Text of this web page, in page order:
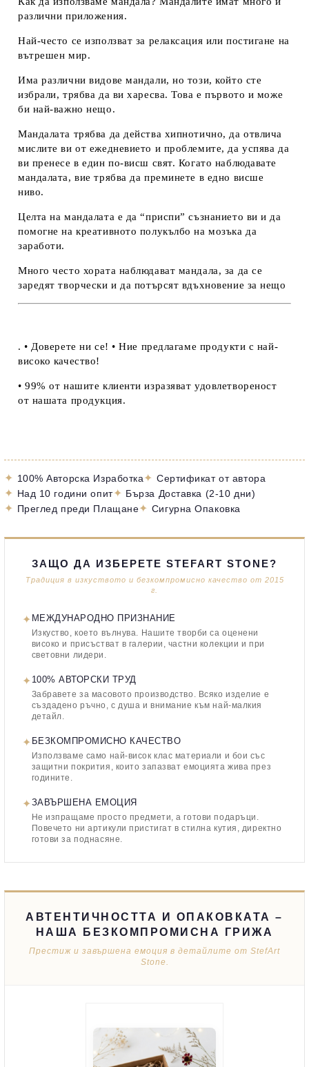
различни приложения.
Най-често се използват за релаксация или постигане на
вътрешен мир.
Има различни видове мандали, но този, който сте
избрали, трябва да ви харесва. Това е първото и може
би най-важно нещо.
Мандалата трябва да действа хипнотично, да отвлича
мислите ви от ежедневието и проблемите, да успява да
ви пренесе в един по-висш свят. Когато наблюдавате
мандалата, вие трябва да преминете в едно висше
ниво.
Целта на мандалата е да “приспи” съзнанието ви и да
помогне на креативното полукълбо на мозъка да
заработи.
Много често хората наблюдават мандала, за да се
заредят творчески и да потърсят вдъхновение за нещо
. • Доверете ни се! • Ние предлагаме продукти с най-
високо качество!
• 99% от нашите клиенти изразяват удовлетвореност
от нашата продукция.
✦ 100% Авторска Изработка✦ Сертификат от автора
✦ Над 10 години опит✦ Бърза Доставка (2-10 дни)
✦ Преглед преди Плащане✦ Сигурна Опаковка
ЗАЩО ДА ИЗБЕРЕТЕ STEFART STONE?
Традиция в изкуството и безкомпромисно качество от 2015
г.
✦ МЕЖДУНАРОДНО ПРИЗНАНИЕ
Изкуство, което вълнува. Нашите творби са оценени
високо и присъстват в галерии, частни колекции и при
световни лидери.
✦ 100% АВТОРСКИ ТРУД
Забравете за масовото производство. Всяко изделие е
създадено ръчно, с душа и внимание към най-малкия
детайл.
✦ БЕЗКОМПРОМИСНО КАЧЕСТВО
Използваме само най-висок клас материали и бои със
защитни покрития, които запазват емоцията жива през
годините.
✦ЗАВЪРШЕНА ЕМОЦИЯ
Не изпращаме просто предмети, а готови подаръци.
Повечето ни артикули пристигат в стилна кутия, директно
готови за поднасяне.
АВТЕНТИЧНОСТТА И ОПАКОВКАТА –
НАША БЕЗКОМПРОМИСНА ГРИЖА
Престиж и завършена емоция в детайлите от StefArt
Stone.